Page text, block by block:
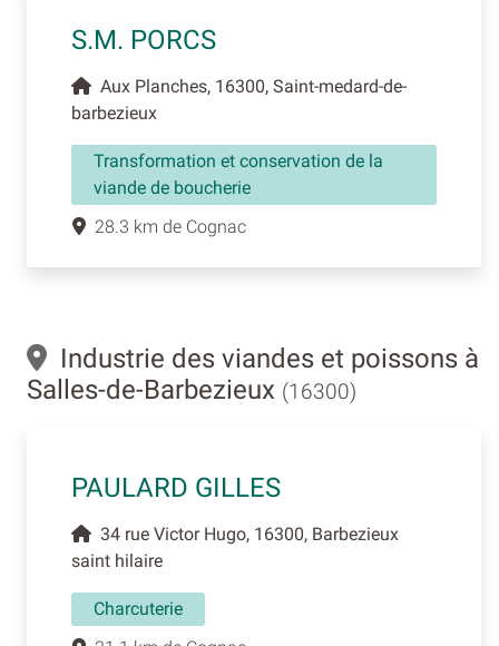
S.M. PORCS
Aux Planches, 16300, Saint-medard-de-
barbezieux
Transformation et conservation de la
viande de boucherie
28.3 km de Cognac
Industrie des viandes et poissons à
Salles-de-Barbezieux (16300)
PAULARD GILLES
34 rue Victor Hugo, 16300, Barbezieux
saint hilaire
Charcuterie